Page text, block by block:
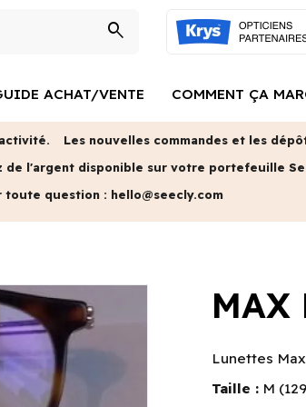
search
ACHAT/VENTE COMMENT ÇA
Les nouvelles commandes et les
de l'argent disponible sur votre portefeuille
toute question : hello@seecly.com
MAX
Lunettes
Taille : M